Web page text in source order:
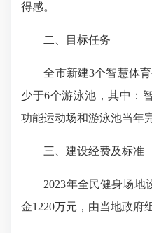
得感。
二、目标任务
全市新建3个智慧体育
少于6个游泳池，其中：
功能运动场和游泳池当年
三、建设经费及标准
2023年全民健身场地
金1220万元，由当地政府